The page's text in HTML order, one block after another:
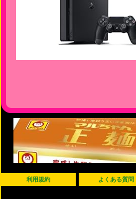
利用規約 よくある質問